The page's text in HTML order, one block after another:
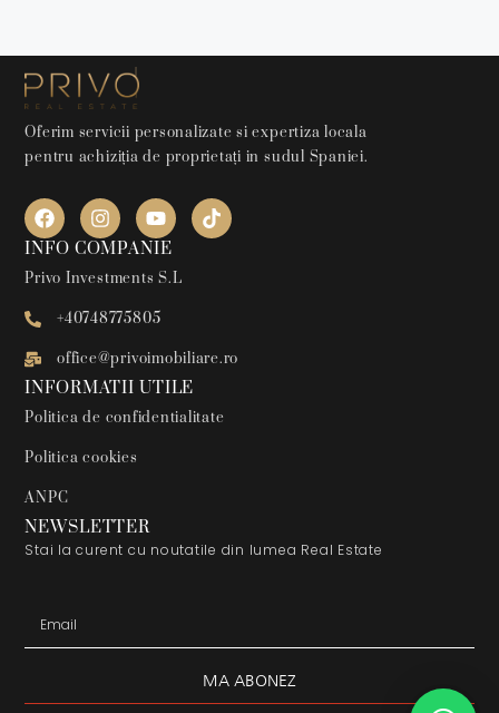
Oferim servicii personalizate si expertiza locala
pentru achiziția de proprietați in sudul Spaniei.
INFO COMPANIE
Privo Investments S.L
+40748775805
office@privoimobiliare.ro
INFORMATII UTILE
Politica de confidentialitate
Politica cookies
ANPC
NEWSLETTER
Stai la curent cu noutatile din lumea Real Estate
MA ABONEZ